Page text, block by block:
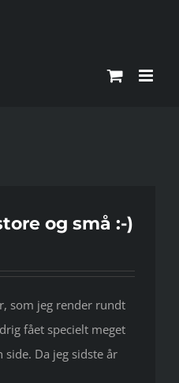
og små :-)
som jeg render rundt
fået specielt meget
Da jeg sidste år